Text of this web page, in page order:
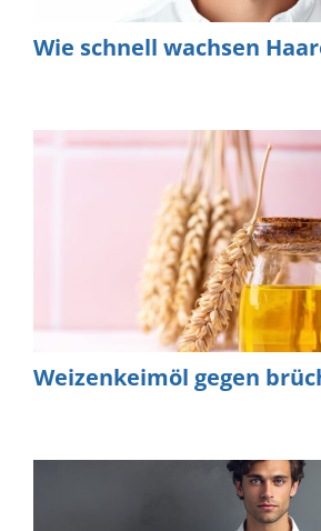
Wie schnell wachsen
Weizenkeimöl gegen